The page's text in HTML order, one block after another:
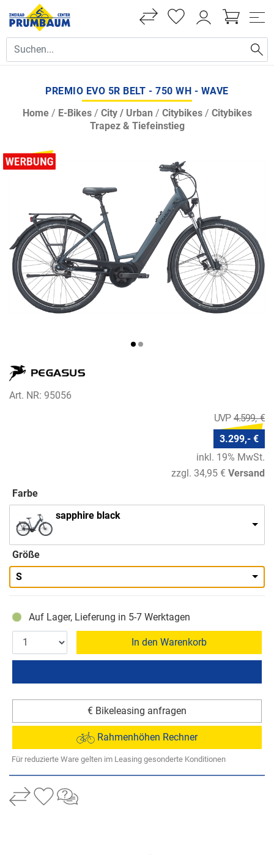
PREMIO EVO 5R BELT - 750 WH - WAVE
Home/ E-Bikes/ City / Urban / Citybikes/ Citybikes
Trapez & Tiefeinstieg
Art. NR: 95056
4.599,- €
3.299,- €
inkl. 19% MwSt.
zzgl. 34,95 € Versand
Farbe
sapphire black
Größe
S
Auf Lager, Lieferung in 5-7 Werktagen
In den Warenkorb
€ Bikeleasing anfragen
Rahmenhöhen Rechner
Für reduzierte Ware gelten im Leasing gesonderte Konditionen